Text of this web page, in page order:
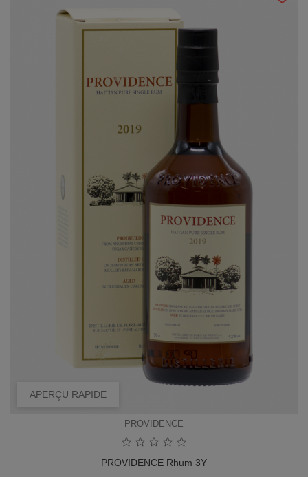
APERÇU RAPIDE
PROVIDENCE
PROVIDENCE Rhum 3Y